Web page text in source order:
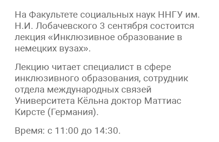
На Факультете социальных наук ННГУ им.
Н.И. Лобачевского 3 сентября состоится
лекция «Инклюзивное образование в
немецких вузах».
Лекцию читает специалист в сфере
инклюзивного образования, сотрудник
отдела международных связей
Университета Кёльна доктор Маттиас
Кирсте (Германия).
Время: с 11:00 до 14:30.